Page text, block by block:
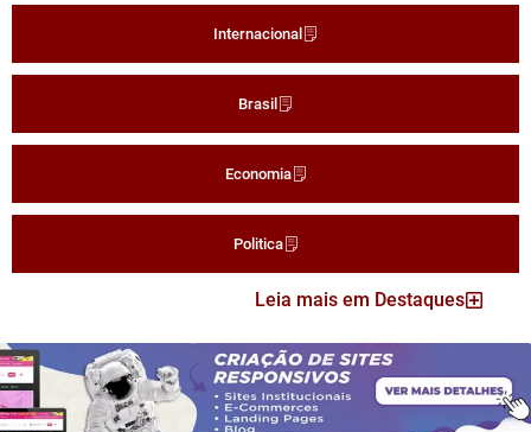
Internacional
Brasil
Economia
Politica
Leia mais em Destaques